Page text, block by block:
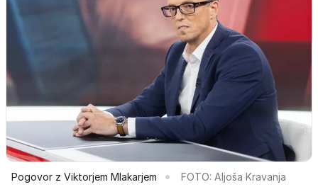
Pogovor z Viktorjem Mlakarjem FOTO: Aljoša Kravanja